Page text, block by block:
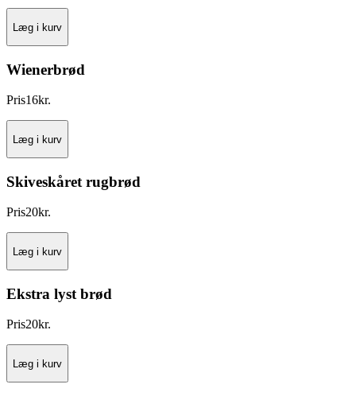
Læg i kurv
Wienerbrød
Pris16kr.
Læg i kurv
Skiveskåret rugbrød
Pris20kr.
Læg i kurv
Ekstra lyst brød
Pris20kr.
Læg i kurv